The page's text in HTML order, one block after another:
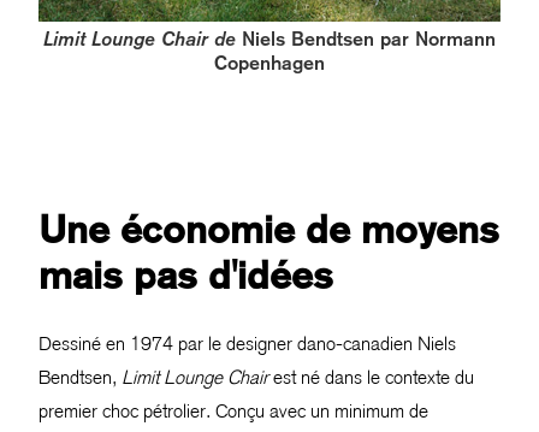
Limit Lounge Chair de Niels Bendtsen par Normann
Copenhagen
Une économie de moyens
mais pas d'idées
Dessiné en 1974 par le designer dano-canadien Niels
Bendtsen, Limit Lounge Chairest né dans le contexte du
premier choc pétrolier. Conçu avec un minimum de